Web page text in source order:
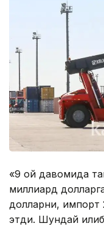
«9 ой давомида
миллиард
долларни, импорт
этди. Шундай